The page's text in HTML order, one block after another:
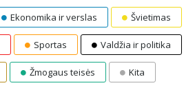
Ekonomika ir verslas Švietimas
Sportas Valdžia ir politika
Žmogaus teisės Kita